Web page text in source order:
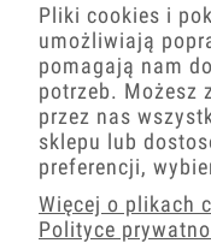
Ospel Szafir Gniazdo Rtv-Sat
Wyjściami Sat Biały
98,20 zł
− +
Pliki cookies i
umożliwiają
pomagają nam
potrzeb. Możesz
przez nas
sklepu lub
preferencji,
Więcej o plikach
Polityce